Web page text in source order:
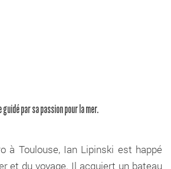
par sa passion pour la mer.
à Toulouse, Ian Lipinski est happé
et du voyage. Il acquiert un bateau